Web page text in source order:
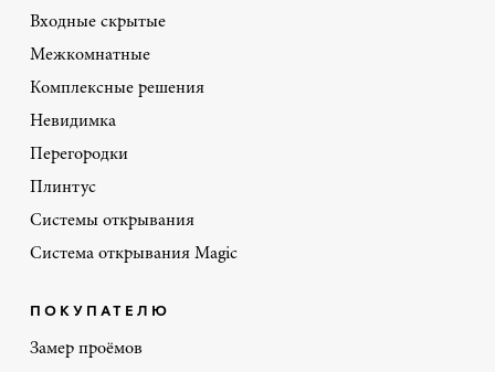
Входные скрытые
Межкомнатные
Комплексные решения
Невидимка
Перегородки
Плинтус
Системы открывания
Система открывания Magic
ПОКУПАТЕЛЮ
Замер проёмов